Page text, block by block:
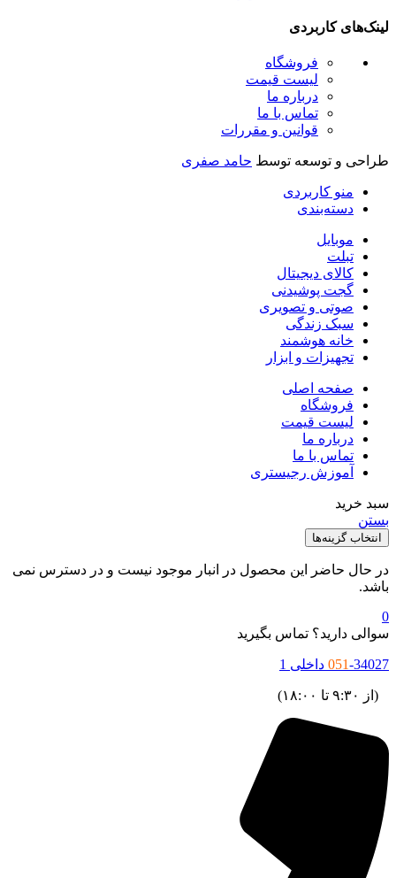
لینک‌های کاربردی
فروشگاه
لیست قیمت
درباره ما
تماس با ما
قوانین و مقررات
طراحی و توسعه توسط حامد صفری
منو کاربردی
دسته‌بندی
موبایل
تبلت
کالای دیجیتال
گجت پوشیدنی
صوتی و تصویری
سبک زندگی
خانه هوشمند
تجهیزات و ابزار
صفحه اصلی
فروشگاه
لیست قیمت
درباره ما
تماس با ما
آموزش رجیستری
سبد خرید
بستن
انتخاب گزینه‌ها
در حال حاضر این محصول در انبار موجود نیست و در دسترس نمی
باشد.
0
سوالی دارید؟ تماس بگیرید
051-34027 داخلی 1
(از ۹:۳۰ تا ۱۸:۰۰)